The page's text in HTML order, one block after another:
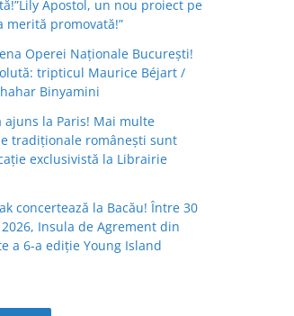
Apostol, un nou proiect pe
merită promovată!”
Operei Naționale București!
tripticul Maurice Béjart /
Binyamini
ajuns la Paris! Mai multe
tradiționale românești sunt
exclusivistă la Librairie
concertează la Bacău! Între 30
Insula de Agrement din
a 6-a ediție Young Island